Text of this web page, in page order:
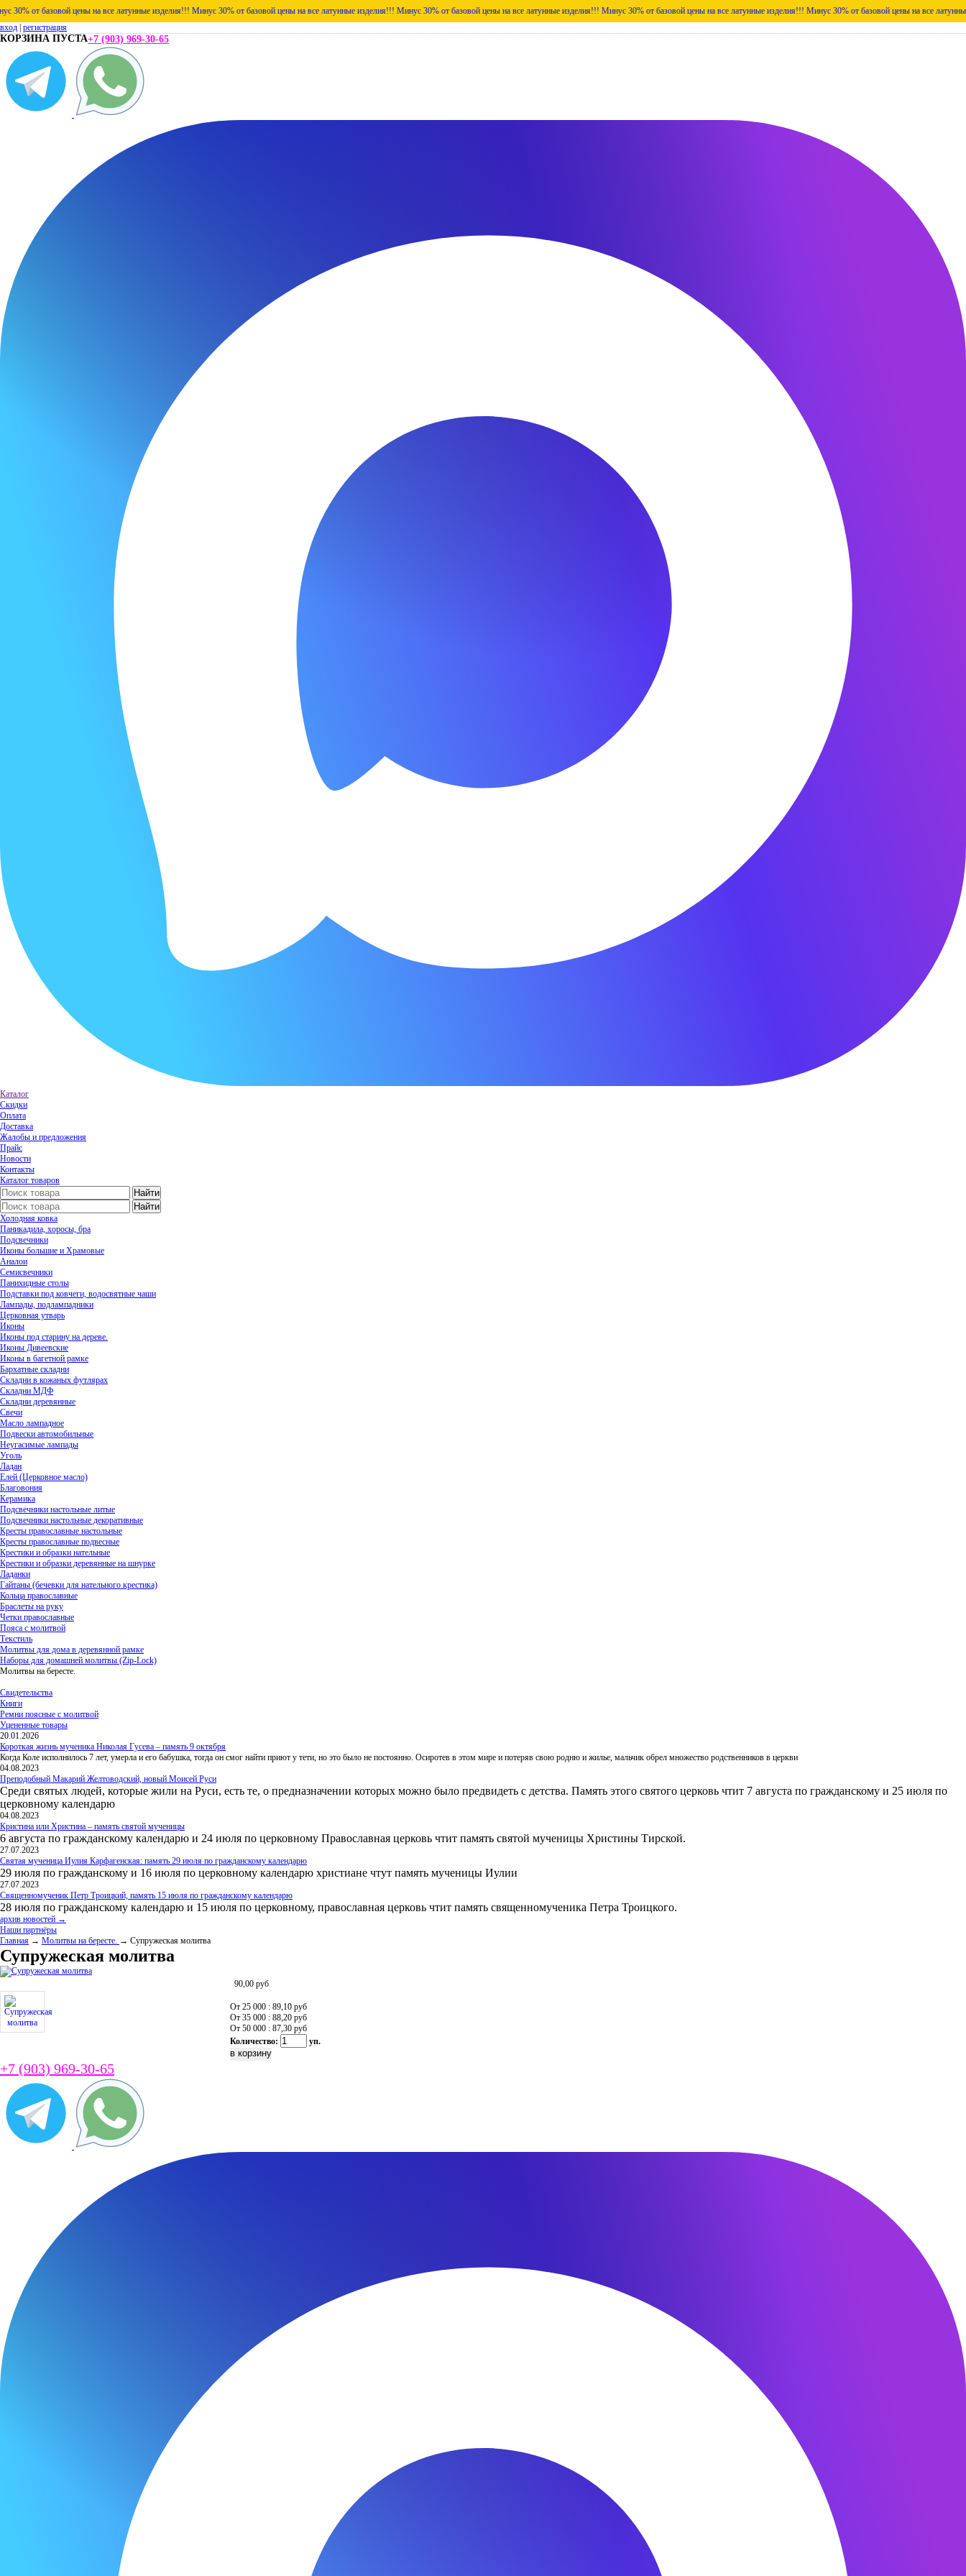
цены на все латунные изделия!!! Минус 30% от базовой цены на все латунные изделия!!! Минус 30% от базовой цены на все латунные изделия!!! Минус 30% от базовой цены на все латунные изделия!!! Минус 30% от базовой цены на все латунные изделия!!!
вход регистрация
КОРЗИНА ПУСТА+7 (903) 969-30-65
Каталог
Скидки
Оплата
Доставка
Жалобы и предложения
Прайс
Новости
Контакты
Каталог товаров
Холодная ковка
Паникадила, хоросы, бра
Подсвечники
Иконы большие и Храмовые
Аналои
Семисвечники
Панихидные столы
Подставки под ковчеги, водосвятные чаши
Лампады, подлампадники
Церковная утварь
Иконы
Иконы под старину на дереве.
Иконы Дивеевские
Иконы в багетной рамке
Бархатные складни
Складни в кожаных футлярах
Складни МДФ
Складни деревянные
Свечи
Масло лампадное
Подвески автомобильные
Неугасимые лампады
Уголь
Ладан
Елей (Церковное масло)
Благовония
Керамика
Подсвечники настольные литые
Подсвечники настольные декоративные
Кресты православные настольные
Кресты православные подвесные
Крестики и образки нательные
Крестики и образки деревянные на шнурке
Ладанки
Гайтаны (бечевки для нательного крестика)
Кольца православные
Браслеты на руку
Четки православные
Пояса с молитвой
Текстиль
Молитвы для дома в деревянной рамке
Наборы для домашней молитвы (Zip-Lock)
Молитвы на бересте.
Свидетельства
Книги
Ремни поясные с молитвой
Уцененные товары
20.01.2026
Короткая жизнь мученика Николая Гусева – память 9 октября
Когда Коле исполнилось 7 лет, умерла и его бабушка, тогда он смог найти приют у тети, но это было не постоянно. Осиротев в этом мире и потеряв свою родню и жилье, мальчик обрел множество родственников в церкви
04.08.2023
Преподобный Макарий Желтоводский, новый Моисей Руси
Среди святых людей, которые жили на Руси, есть те, о предназначении которых можно было предвидеть с детства. Память этого святого церковь чтит 7 августа по гражданскому и 25 июля по
церковному календарю
04.08.2023
Кристина или Христина – память святой мученицы
6 августа по гражданскому календарю и 24 июля по церковному Православная церковь чтит память святой мученицы Христины Тирской.
27.07.2023
Святая мученица Иулия Карфагенская: память 29 июля по гражданскому календарю
29 июля по гражданскому и 16 июля по церковному календарю христиане чтут память мученицы Иулии
27.07.2023
Священномученик Петр Троицкий, память 15 июля по гражданскому календарю
28 июля по гражданскому календарю и 15 июля по церковному, православная церковь чтит память священномученика Петра Троицкого.
архив новостей →
Наши партнёры
Главная → Молитвы на бересте. → Супружеская молитва
Супружеская молитва
90,00 руб
От 25 000 : 89,10 руб
От 35 000 : 88,20 руб
От 50 000 : 87,30 руб
Количество:
уп.
+7 (903) 969-30-65